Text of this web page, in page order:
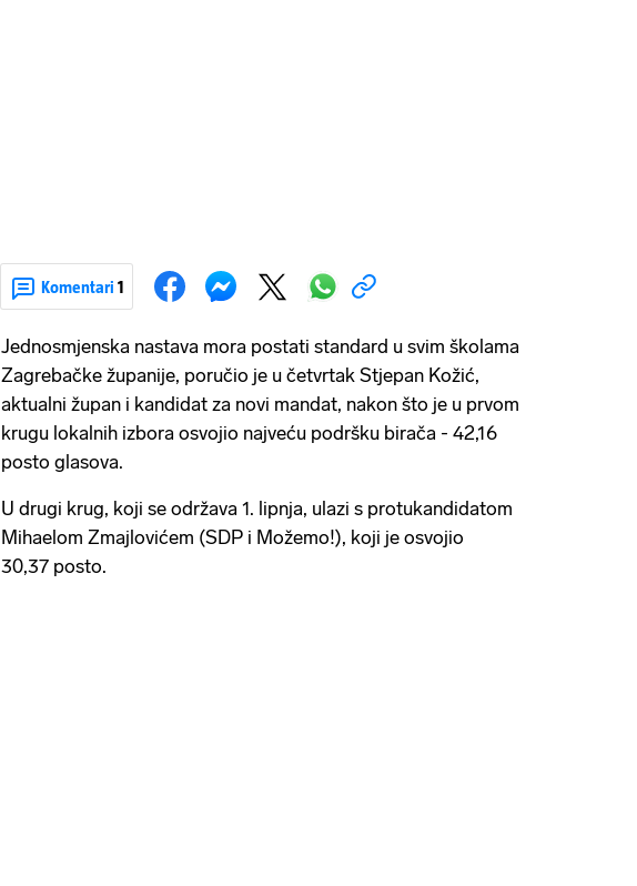
Komentari 1
Jednosmjenska nastava mora postati standard u svim školama
Zagrebačke županije, poručio je u četvrtak Stjepan Kožić,
aktualni župan i kandidat za novi mandat, nakon što je u prvom
krugu lokalnih izbora osvojio najveću podršku birača - 42,16
posto glasova.
U drugi krug, koji se održava 1. lipnja, ulazi s protukandidatom
Mihaelom Zmajlovićem (SDP i Možemo!), koji je osvojio
30,37 posto.